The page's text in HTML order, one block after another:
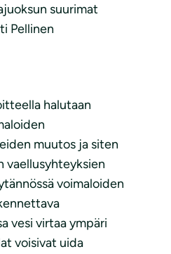
suurimat
Pellinen
halutaan
muutos ja siten
vaellusyhteyksien
voimaloiden
vesi virtaa ympäri
voisivat uida